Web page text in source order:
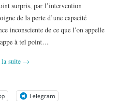
surpris, par l’intervention
de la perte d’une capacité
inconsciente de ce que l’on appelle
à tel point…
suite →
Telegram